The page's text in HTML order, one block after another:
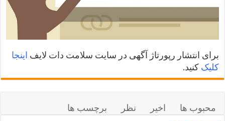
برای انتشار رپورتاژ آگهی در سایت سلامت دات لایف اینجا
کلیک کنید.
محبوب ها اخیر نظر
برچسب ها